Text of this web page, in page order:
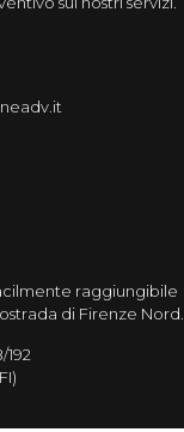
raggiungibile
di Firenze Nord.
192